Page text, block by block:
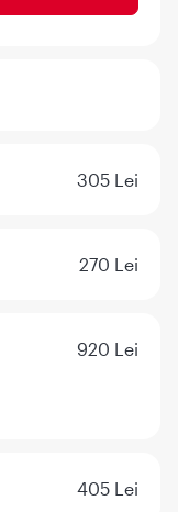
305 Lei
270 Lei
920 Lei
405 Lei